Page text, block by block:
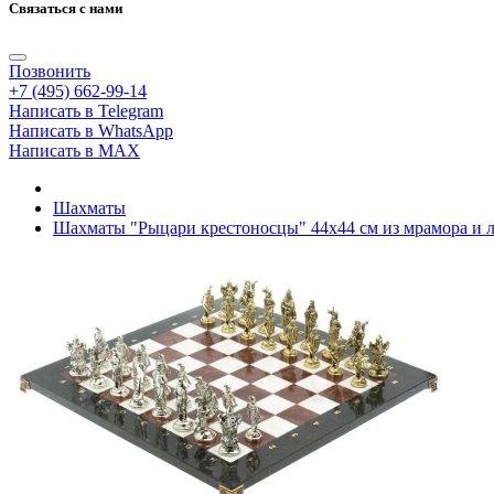
Связаться с нами
Позвонить
+7 (495) 662-99-14
Написать в Telegram
Написать в WhatsApp
Написать в MAX
Шахматы
Шахматы "Рыцари крестоносцы" 44х44 см из мрамора и